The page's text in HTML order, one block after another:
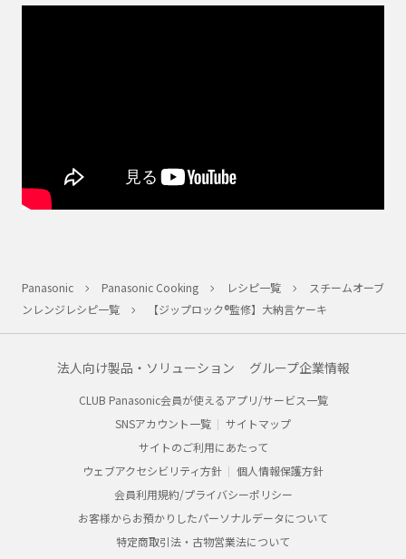
Panasonic Panasonic Cooking レシピ一覧
スチームオーブ
ンレンジレシピ一覧
【ジップロック®監修】大納言ケーキ
法人向け製品・ソリューション グループ企業情報
CLUB Panasonic会員が使えるアプリ/サービス一覧
SNSアカウント一覧
サイトマップ
サイトのご利用にあたって
ウェブアクセシビリティ方針
個人情報保護方針
会員利用規約/プライバシーポリシー
お客様からお預かりしたパーソナルデータについて
特定商取引法・古物営業法について